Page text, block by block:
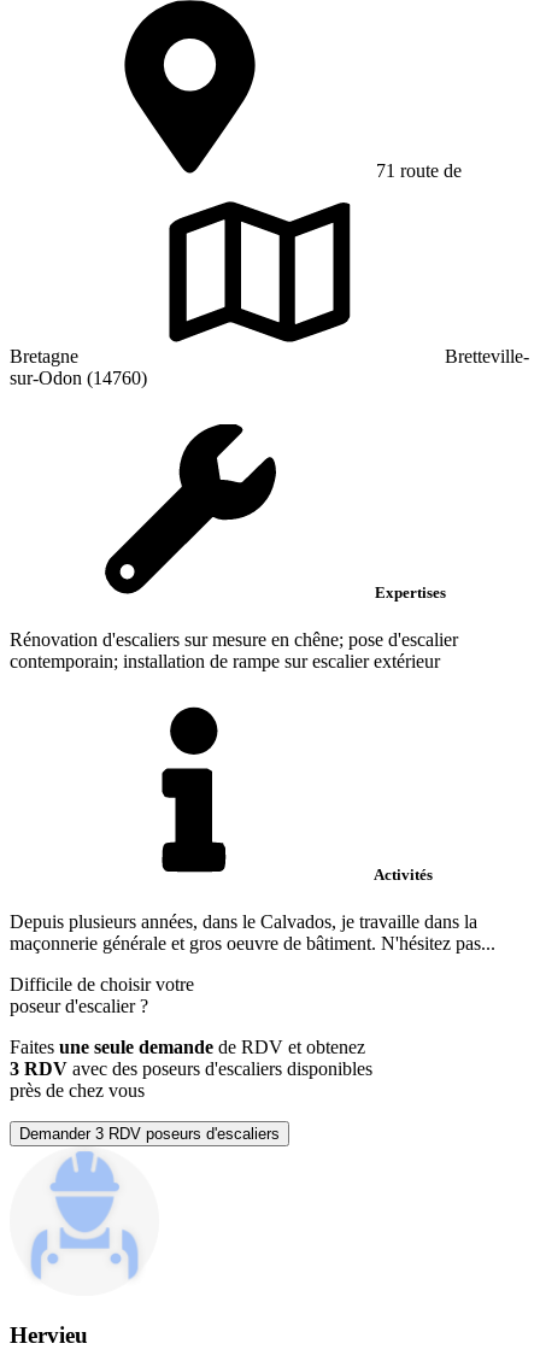
71 route de
Bretagne
Bretteville-
sur-Odon (14760)
Expertises
Rénovation d'escaliers sur mesure en chêne; pose d'escalier
contemporain; installation de rampe sur escalier extérieur
Activités
Depuis plusieurs années, dans le Calvados, je travaille dans la
maçonnerie générale et gros oeuvre de bâtiment. N'hésitez pas...
Difficile de choisir votre
poseur d'escalier?
Faites une seule demande de RDV et obtenez
3 RDV avec des poseurs d'escaliers disponibles
près de chez vous
Demander 3 RDV poseurs d'escaliers
Hervieu